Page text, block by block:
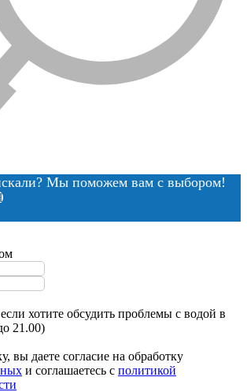
Мы поможем вам с выбором!
хотите обсудить проблемы с водой в
21.00)
вы даете согласие на обработку
и соглашаетесь c политикой